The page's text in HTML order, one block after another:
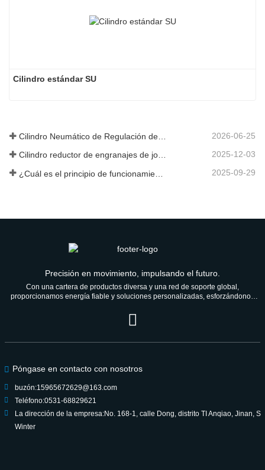
Cilindro estándar SU
2026-06-25
Cilindro reductor de engranajes de joroba de nueva generación 2025-12-03
2025-09-29
Precisión en movimiento, impulsando el futuro.
Con una cartera de productos diversa y una red de soporte global,
proporcionamos energía fiable y soluciones personalizadas, esforzándonos
Póngase en contacto con nosotros
buzón:15965672629@163.com
Teléfono:0531-68829621
La dirección de la empresa:No. 168-1, calle Dong, distrito TI Anqiao, Jinan, S
Winter